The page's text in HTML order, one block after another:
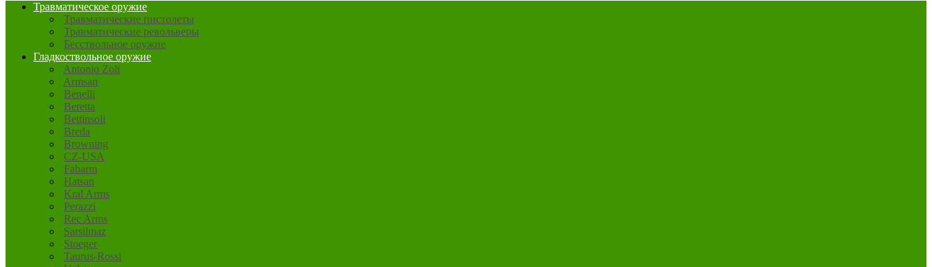
Травматическое оружие
Травматические пистолеты
Травматические револьверы
Бесствольное оружие
Гладкоствольное оружие
Antonio Zoli
Armsan
Benelli
Beretta
Bettinsoli
Breda
Browning
CZ-USA
Fabarm
Hatsan
Kral Arms
Perazzi
Rec Arms
Sarsilmaz
Stoeger
Taurus-Rossi